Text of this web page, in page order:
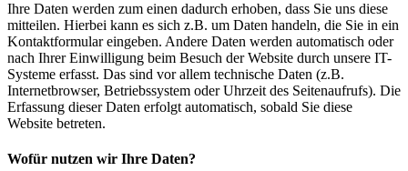
Ihre Daten werden zum einen dadurch erhoben, dass Sie uns diese
mitteilen. Hierbei kann es sich z.B. um Daten handeln, die Sie in ein
Kontaktformular eingeben. Andere Daten werden automatisch oder
nach Ihrer Einwilligung beim Besuch der Website durch unsere IT-
Systeme erfasst. Das sind vor allem technische Daten (z.B.
Internetbrowser, Betriebssystem oder Uhrzeit des Seitenaufrufs). Die
Erfassung dieser Daten erfolgt automatisch, sobald Sie diese
Website betreten.
Wofür nutzen wir Ihre Daten?